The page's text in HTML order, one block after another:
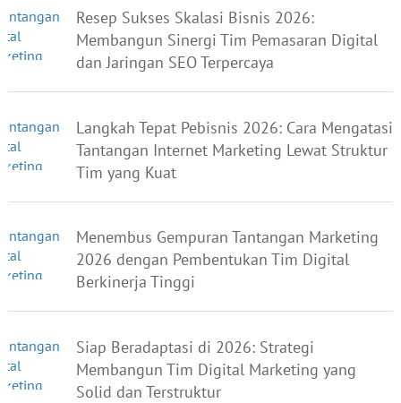
Resep Sukses Skalasi Bisnis 2026:
Membangun Sinergi Tim Pemasaran Digital
dan Jaringan SEO Terpercaya
Langkah Tepat Pebisnis 2026: Cara Mengatasi
Tantangan Internet Marketing Lewat Struktur
Tim yang Kuat
Menembus Gempuran Tantangan Marketing
2026 dengan Pembentukan Tim Digital
Berkinerja Tinggi
Siap Beradaptasi di 2026: Strategi
Membangun Tim Digital Marketing yang
Solid dan Terstruktur